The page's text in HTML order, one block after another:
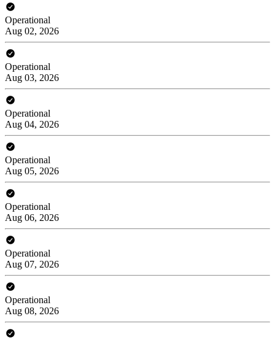
Operational
Aug 02, 2026
Operational
Aug 03, 2026
Operational
Aug 04, 2026
Operational
Aug 05, 2026
Operational
Aug 06, 2026
Operational
Aug 07, 2026
Operational
Aug 08, 2026